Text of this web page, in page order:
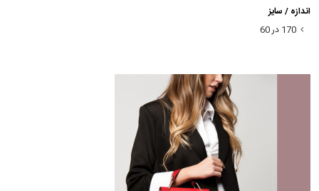
اندازه / سایز
170 در 60